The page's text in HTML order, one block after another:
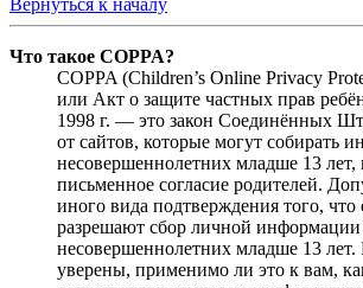
Вернуться к началу
Что такое COPPA?
COPPA (Children’s Online Privacy
или Акт о защите частных прав
1998 г. — это закон Соединённых
от сайтов, которые могут собирать
несовершеннолетних младше 13 лет,
письменное согласие родителей.
иного вида подтверждения того,
разрешают сбор личной информации
несовершеннолетних младше 13
уверены, применимо ли это к вам,